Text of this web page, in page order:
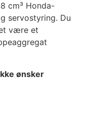
cm³ Honda-
servostyring. Du
være et
ønsker